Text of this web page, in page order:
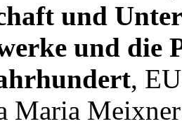
und
und die
,
Maria